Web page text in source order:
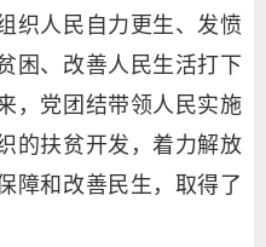
织人民自力更生、发愤
困、改善人民生活打下
，党团结带领人民实施
的扶贫开发，着力解放
障和改善民生，取得了